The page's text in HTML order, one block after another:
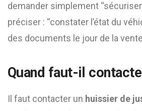
demander simplement
préciser : “constater l’état du
des documents le jour de la
Quand faut-il
Il faut contacter un huissier de